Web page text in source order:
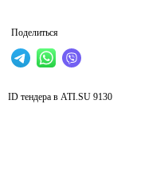
Поделиться
ID тендера в ATI.SU 9130